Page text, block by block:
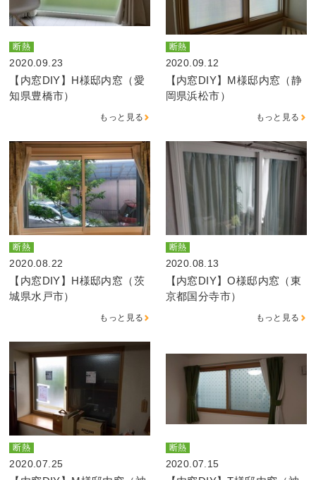
断熱
2020.09.23
【内窓DIY】H様邸内窓（愛
知県豊橋市）
もっと見る
断熱
2020.09.12
【内窓DIY】M様邸内窓（静
岡県浜松市）
もっと見る
断熱
2020.08.22
【内窓DIY】H様邸内窓（茨
城県水戸市）
もっと見る
断熱
2020.08.13
【内窓DIY】O様邸内窓（東
京都国分寺市）
もっと見る
断熱
2020.07.25
断熱
2020.07.15